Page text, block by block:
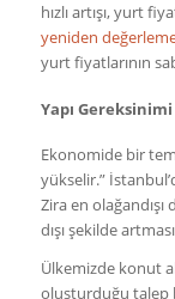
hızlı artışı, yurt
yeniden
yurt fiyatlarının
Yapı Gereksinimi
Ekonomide bir
yükselir.”
Zira en
dışı şekilde
Ülkemizde konut
oluşturduğu talep